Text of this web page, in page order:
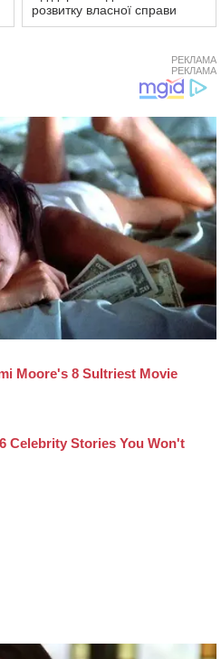
розвитку власної справи
РЕКЛАМА
РЕКЛАМА